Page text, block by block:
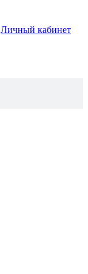
Личный кабинет